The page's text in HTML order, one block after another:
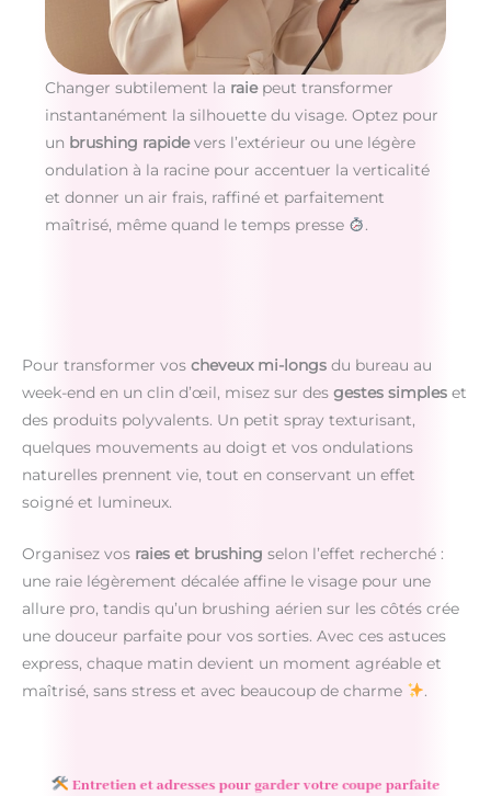
Changer subtilement la raiepeut transformer
instantanément la silhouette du visage. Optez pour
un brushing rapidevers l’extérieur ou une légère
ondulation à la racine pour accentuer la verticalité
et donner un air frais, raffiné et parfaitement
maîtrisé, même quand le temps presse
.
Pour transformer vos cheveux mi-longs du bureau au
week-end en un clin d’œil, misez sur des gestes simples et
des produits polyvalents. Un petit spray texturisant,
quelques mouvements au doigt et vos ondulations
naturelles prennent vie, tout en conservant un effet
soigné et lumineux.
Organisez vos raies et brushing selon l’effet recherché :
une raie légèrement décalée affine le visage pour une
allure pro, tandis qu’un brushing aérien sur les côtés crée
une douceur parfaite pour vos sorties. Avec ces astuces
express, chaque matin devient un moment agréable et
maîtrisé, sans stress et avec beaucoup de charme
.
Entretien et adresses pour garder votre coupe parfaite